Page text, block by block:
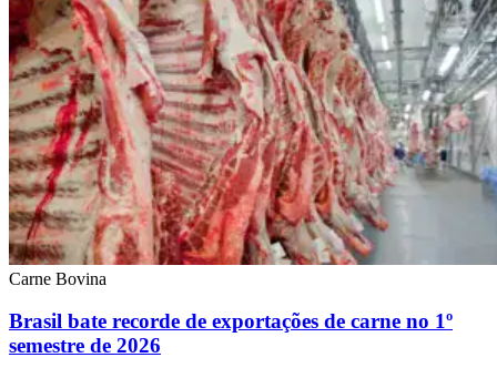
Carne Bovina
Brasil bate recorde de exportações de carne no 1º
semestre de 2026